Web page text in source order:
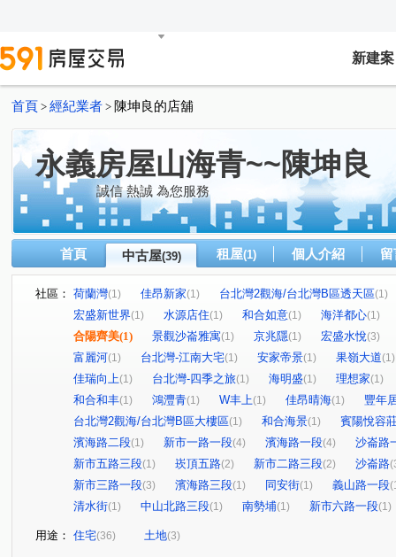
新建案
首頁 > 經紀業者 > 陳坤良的店舖
永義房屋山海青~~陳坤良
誠信 熱誠 為您服務
首頁 中古屋(39) 租屋(1) 個人介紹
社區： 荷蘭灣(1) 佳昂新家(1) 台北灣2觀海/台北灣B區透天區(1)
宏盛新世界(1) 水源店住(1) 和合如意(1) 海洋都心(1)
合陽齊美(1) 景觀沙崙雅寓(1) 京兆隱(1) 宏盛水悅(3)
富麗河(1) 台北灣-江南大宅(1) 安家帝景(1) 果嶺大道(1)
佳瑞向上(1) 台北灣-四季之旅(1) 海明盛(1) 理想家(1)
和合和丰(1) 鴻灃青(1) W丰上(1) 佳昂晴海(1)
豐年
台北灣2觀海/台北灣B區大樓區(1) 和合海景(1)
賓陽悅容
濱海路二段(1) 新市一路一段(4) 濱海路一段(4)
沙崙路
新市五路三段(1) 崁頂五路(2) 新市二路三段(2) 沙崙路
新市三路一段(3) 濱海路三段(1) 同安街(1) 義山路一段
清水街(1) 中山北路三段(1) 南勢埔(1) 新市六路一段(1)
用途： 住宅(36) 土地(3)